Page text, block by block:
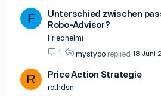
F
Unterschied zwischen
Robo-Advisor?
Friedhelmi
1 18 Juni
mystyco
R Price Action Strategie
rothdsn